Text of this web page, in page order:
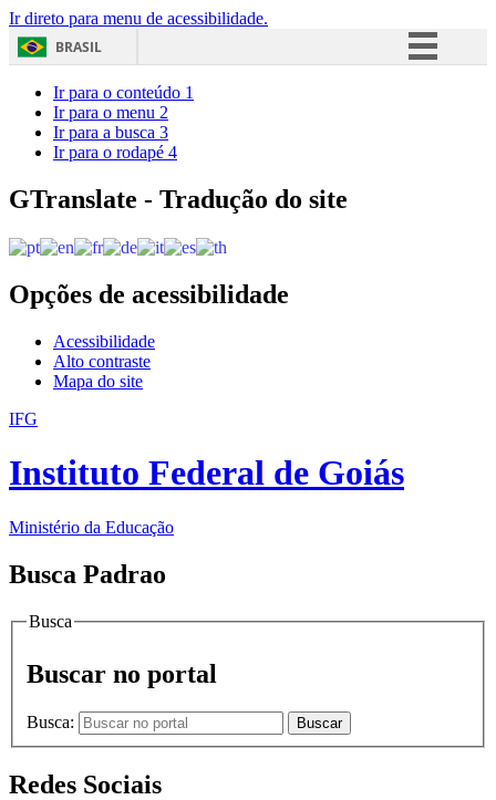
Ir direto para menu de acessibilidade.
BRASIL
Acesso à informação
Ir para o conteúdo 1
Ir para o menu 2
Ir para a busca 3
Ir para o rodapé 4
GTranslate - Tradução do site
Opções de acessibilidade
Acessibilidade
Alto contraste
Mapa do site
IFG
Instituto Federal de Goiás
Ministério da Educação
Busca Padrao
Busca
Buscar no portal
Busca: Buscar
Redes Sociais